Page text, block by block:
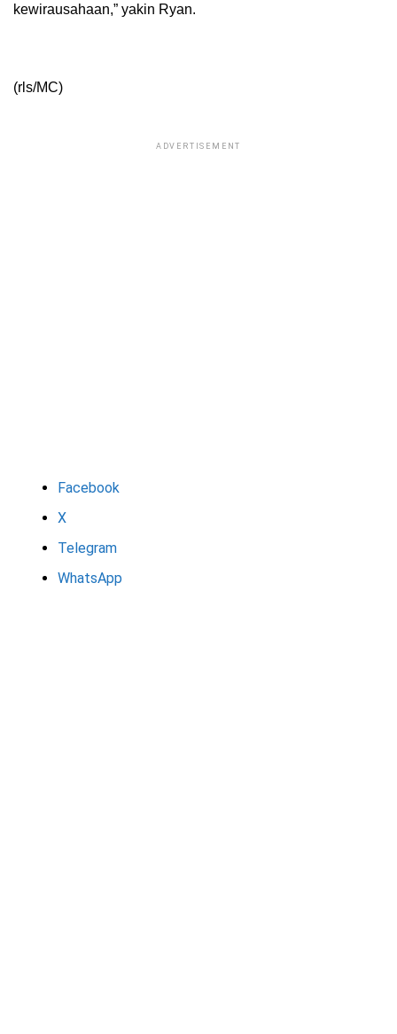
kewirausahaan,” yakin Ryan.
(rls/MC)
ADVERTISEMENT
Facebook
X
Telegram
WhatsApp